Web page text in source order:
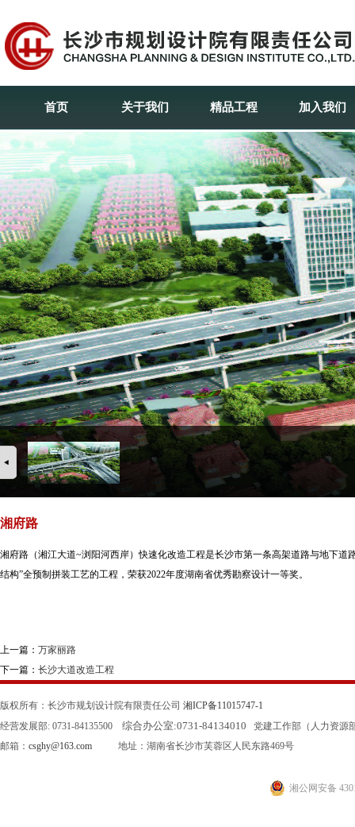
首页 关于我们 精品工程 加入我们
湘府路
湘府路（湘江大道~浏阳河西岸）快速化改造工程是长沙市第一条高架道路与地下
结构”全预制拼装工艺的工程，荣获2022年度湖南省优秀勘察设计一等奖。
上一篇： 万家丽路
下一篇： 长沙大道改造工程
版权所有：长沙市规划设计院有限责任公司 湘ICP备11015747-1
经营发展部: 0731-84135500 综合办公室:0731-84134010
党建工作部（人力资源
邮箱： csghy@163.com 地址：湖南省长沙市芙蓉区人民东路469号
湘公网安备